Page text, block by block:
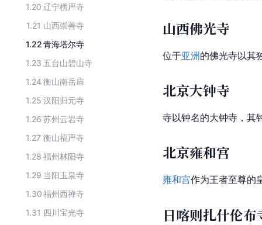
1.20 辽宁楞严寺
1.21 山西崇善寺
1.22青海塔尔寺
1.23 五台山碧山寺
1.24 衡山南岳庙
1.25 汉阳归元寺
1.26 苏州云岩寺
1.27 衡山福严寺
1.28 福州林阳寺
1.29 当阳玉泉寺
1.30福州西禅寺
1.31 四川宝光寺
山西佛光寺
位于亚洲 的佛光寺以其
北京大钟寺
寺以钟名的大钟寺，其
北京雍和宫
雍和宫作为王者至尊的
日喀则扎什伦布